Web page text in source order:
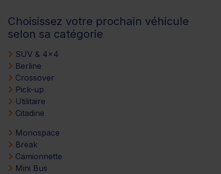
Choisissez votre prochain véhicule
selon sa catégorie
SUV & 4x4
Berline
Crossover
Pick-up
Utilitaire
Citadine
Monospace
Break
Camionnette
Mini Bus